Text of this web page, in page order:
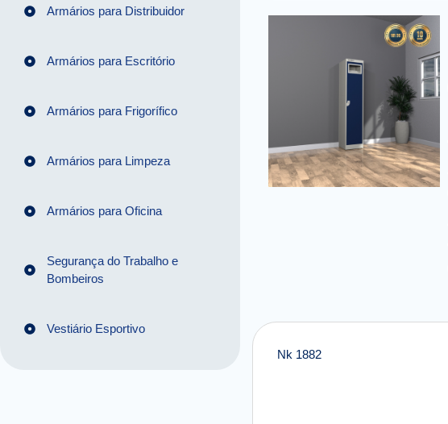
Armários para Distribuidor
Armários para Escritório
Armários para Frigorífico
Armários para Limpeza
Armários para Oficina
Segurança do Trabalho e
Bombeiros
Vestiário Esportivo
Nk 1882